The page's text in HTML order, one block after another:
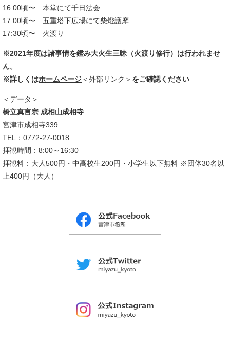
16:00頃〜 本堂にて千日法会
17:00頃〜 五重塔下広場にて柴燈護摩
17:30頃〜 火渡り
※2021年度は諸事情を鑑み大火生三昧（火渡り修行）は行われませ
ん。
※詳しくはホームページ＜外部リンク＞ をご確認ください
＜データ＞
橋立真言宗 成相山成相寺
宮津市成相寺339
TEL：0772-27-0018
拝観時間：8:00～16:30
拝観料：大人500円・中高校生200円・小学生以下無料 ※団体30名以
上400円（大人）